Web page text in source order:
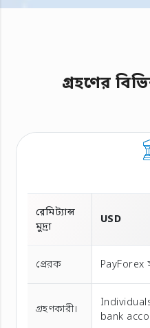
গ্রহণের
রেমিট্যান্স
মুদ্রা
USD
প্রেরক PayForex
গ্রহণকারী।
bank